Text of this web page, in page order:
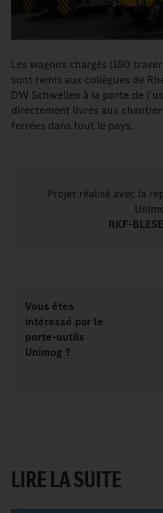
Les wagons chargés (180
sont remis aux collègues de
DW Schwellen à la porte de
directement livrés aux
ferrées dans tout le pays.
Projet réalisé avec la
RKF-
Vous êtes
intéressé par le
porte-outils
Unimog ?
LIRE LA SUITE